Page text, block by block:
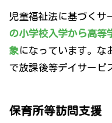
児童福祉法に基づくサ
の小学校入学から高等
象になっています。な
で放課後等デイサービ
保育所等訪問支援